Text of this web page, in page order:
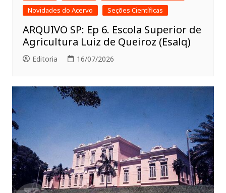
Novidades do Acervo
Seções Científicas
ARQUIVO SP: Ep 6. Escola Superior de
Agricultura Luiz de Queiroz (Esalq)
Editoria 16/07/2026